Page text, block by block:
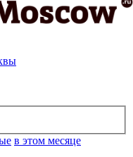
в этом месяце